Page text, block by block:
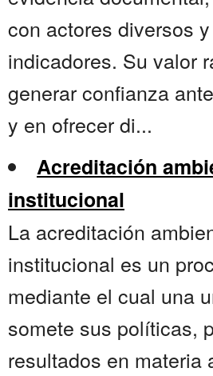
con actores diversos
indicadores. Su valor
generar confianza
y en ofrecer di...
Acreditación
institucional
La acreditación
institucional es un
mediante el cual una
somete sus políticas,
resultados en materia